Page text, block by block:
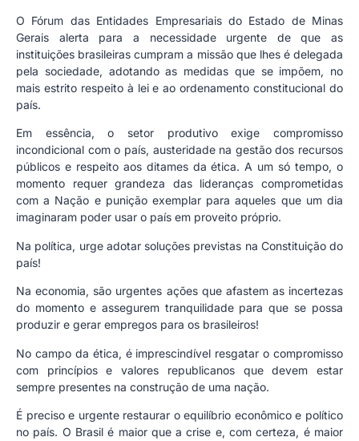
O Fórum das Entidades Empresariais do Estado de Minas
Gerais alerta para a necessidade urgente de que as
instituições brasileiras cumpram a missão que lhes é delegada
pela sociedade, adotando as medidas que se impõem, no
mais estrito respeito à lei e ao ordenamento constitucional do
país.
Em essência, o setor produtivo exige compromisso
incondicional com o país, austeridade na gestão dos recursos
públicos e respeito aos ditames da ética. A um só tempo, o
momento requer grandeza das lideranças comprometidas
com a Nação e punição exemplar para aqueles que um dia
imaginaram poder usar o país em proveito próprio.
Na política, urge adotar soluções previstas na Constituição do
país!
Na economia, são urgentes ações que afastem as incertezas
do momento e assegurem tranquilidade para que se possa
produzir e gerar empregos para os brasileiros!
No campo da ética, é imprescindível resgatar o compromisso
com princípios e valores republicanos que devem estar
sempre presentes na construção de uma nação.
É preciso e urgente restaurar o equilíbrio econômico e político
no país. O Brasil é maior que a crise e, com certeza, é maior